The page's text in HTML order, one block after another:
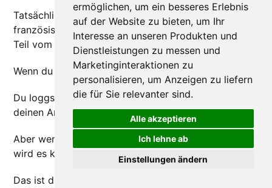
ermöglichen, um ein besseres Erlebnis
auf der Website zu bieten, um Ihr
Interesse an unseren Produkten und
Dienstleistungen zu messen und
Marketinginteraktionen zu
personalisieren, um Anzeigen zu liefern
die für Sie relevanter sind.
Alle akzeptieren
Ich lehne ab
Einstellungen ändern
Tatsächlich habe ich festgestellt, dass die
französische Bürokratie die Hölle ist, wenn du nicht
Teil vom System bist.
Wenn du dazugehörst, geht es.
Du loggst dich in dein Online-Konto ein, stellst
deinen Antrag und alles ist in Ordnung.
Aber wenn du (noch) nicht Teil des Systems bist,
wird es kompliziert.
Das ist das berühmte Beispiel mit der